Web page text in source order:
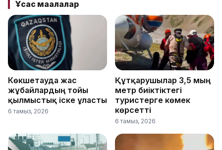
Ұқсас мақалалар
Көкшетауда жас
жұбайлардың тойы
қылмыстық іске ұласты
6 тамыз, 2026
Құтқарушылар 3,5 мың
метр биіктіктегі
туристерге көмек
көрсетті
6 тамыз, 2026